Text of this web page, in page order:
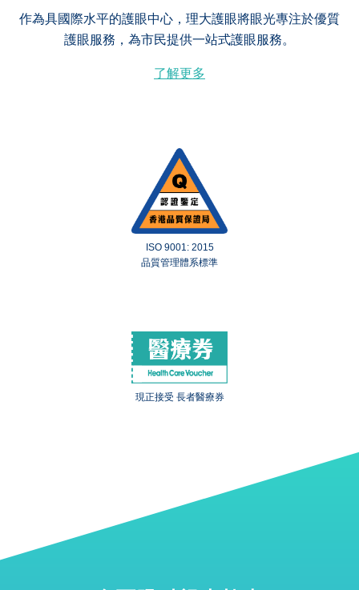
作為具國際水平的護眼中心，理大護眼將眼光專注於優質
護眼服務，為市民提供一站式護眼服務。
了解更多
ISO 9001: 2015
品質管理體系標準
現正接受 長者醫療券